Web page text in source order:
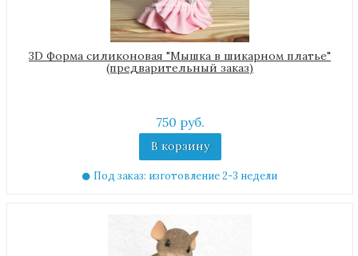
3D Форма силиконовая "Мышка в шикарном платье"
(предварительный заказ)
750 руб.
В корзину
Под заказ: изготовление 2-3 недели